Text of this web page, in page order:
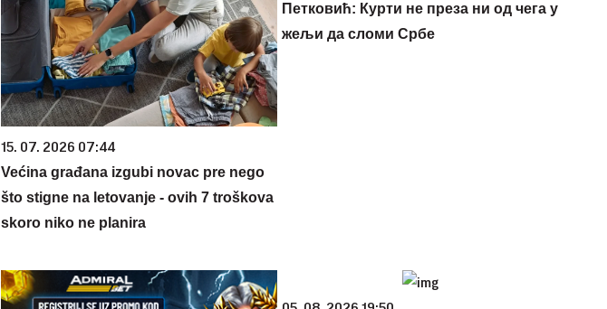
15. 07. 2026 07:44
Većina građana izgubi novac pre nego
što stigne na letovanje - ovih 7 troškova
skoro niko ne planira
Петковић: Курти не преза ни од чега у
жељи да сломи Србе